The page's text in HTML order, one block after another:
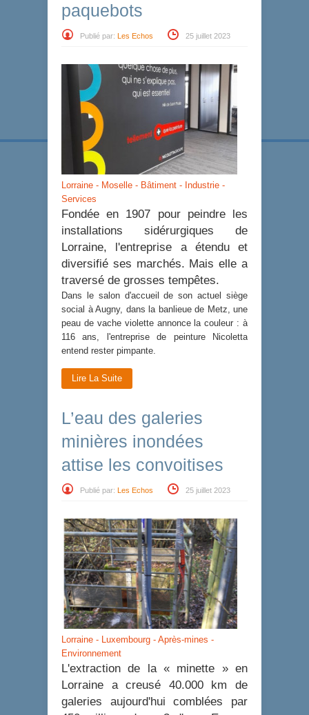
paquebots
Publié par: Les Echos 25 juillet 2023
Lorraine - Moselle - Bâtiment - Industrie -
Services
Fondée en 1907 pour peindre les
installations sidérurgiques de
Lorraine, l'entreprise a étendu et
diversifié ses marchés. Mais elle a
traversé de grosses tempêtes.
Dans le salon d'accueil de son actuel siège
social à Augny, dans la banlieue de Metz, une
peau de vache violette annonce la couleur : à
116 ans, l'entreprise de peinture Nicoletta
entend rester pimpante.
Lire La Suite
L’eau des galeries
minières inondées
attise les convoitises
Publié par: Les Echos 25 juillet 2023
Lorraine - Luxembourg - Après-mines -
Environnement
L'extraction de la « minette » en
Lorraine a creusé 40.000 km de
galeries aujourd'hui comblées par